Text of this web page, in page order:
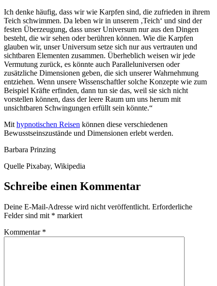
Ich denke häufig, dass wir wie Karpfen sind, die zufrieden in ihrem
Teich schwimmen. Da leben wir in unserem ‚Teich‘ und sind der
festen Überzeugung, dass unser Universum nur aus den Dingen
besteht, die wir sehen oder berühren können. Wie die Karpfen
glauben wir, unser Universum setze sich nur aus vertrauten und
sichtbaren Elementen zusammen. Überheblich weisen wir jede
Vermutung zurück, es könnte auch Paralleluniversen oder
zusätzliche Dimensionen geben, die sich unserer Wahrnehmung
entziehen. Wenn unsere Wissenschaftler solche Konzepte wie zum
Beispiel Kräfte erfinden, dann tun sie das, weil sie sich nicht
vorstellen können, dass der leere Raum um uns herum mit
unsichtbaren Schwingungen erfüllt sein könnte.“
Mit hypnotischen Reisen können diese verschiedenen
Bewusstseinszustände und Dimensionen erlebt werden.
Barbara Prinzing
Quelle Pixabay, Wikipedia
Schreibe einen Kommentar
Deine E-Mail-Adresse wird nicht veröffentlicht. Erforderliche
Felder sind mit * markiert
Kommentar *